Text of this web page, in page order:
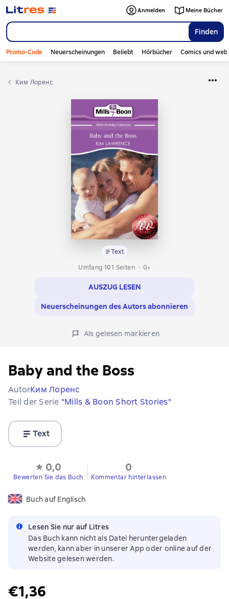
Finden
Anmelden Meine Bücher
Promo-Code Neuerscheinungen Beliebt Hörbücher Comics und
Ким Лоренс
Text
Umfang 101 Seiten
0+
AUSZUG LESEN
Neuerscheinungen des Autors abonnieren
Als gelesen markieren
Baby and the Boss
AutorКим Лоренс
Teil der Serie "Mills & Boon Short Stories"
Text
0,0
Bewerten Sie das Buch
0
Kommentar hinterlassen
Buch auf Englisch
Lesen Sie nur auf Litres
Das Buch kann nicht als Datei heruntergeladen
werden, kann aber in unserer App oder online auf der
Website gelesen werden.
€1,36